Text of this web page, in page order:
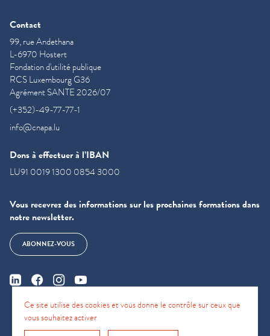
Contact
99, rue Andethana
L-6970 Hostert
Fondation d'utilité publique
RCS Luxembourg G36
Agrément SANTE 2026/07
(+352)-49-77-77-1
info@cnapa.lu
Dons à effectuer à l’IBAN
LU91 0019 1300 0854 3000
Vous recevrez des informations sur les prochaines formations dans
notre newsletter.
ABONNEZ-VOUS
Ce site utilise des cookies et vous donne le contrôle sur ceux que
vous souhaitez activer